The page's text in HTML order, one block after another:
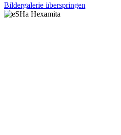
Bildergalerie überspringen